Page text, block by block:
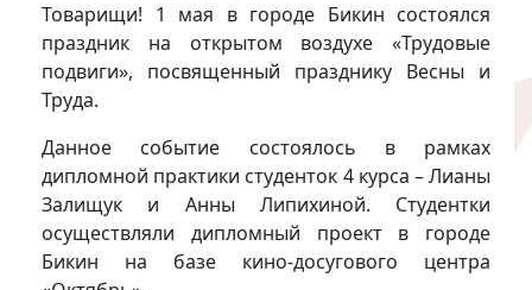
Товарищи! 1 мая в городе Бикин состоялся
праздник на открытом воздухе «Трудовые
подвиги», посвященный празднику Весны и
Труда.
Данное событие состоялось в рамках
дипломной практики студенток 4 курса – Лианы
Залищук и Анны Липихиной. Студентки
осуществляли дипломный проект в городе
Бикин на базе кино-досугового центра